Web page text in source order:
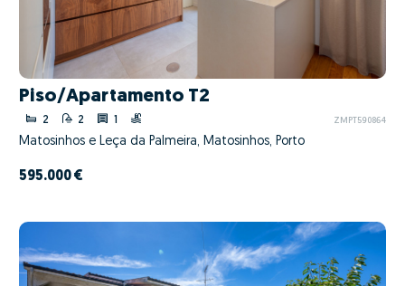
Piso/Apartamento T2
2 2 1 ZMPT590864
Matosinhos e Leça da Palmeira, Matosinhos, Porto
595.000 €